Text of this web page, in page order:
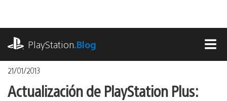
contenido
PlayStation.Blog
21/01/2013
Actualización de PlayStation Plus: